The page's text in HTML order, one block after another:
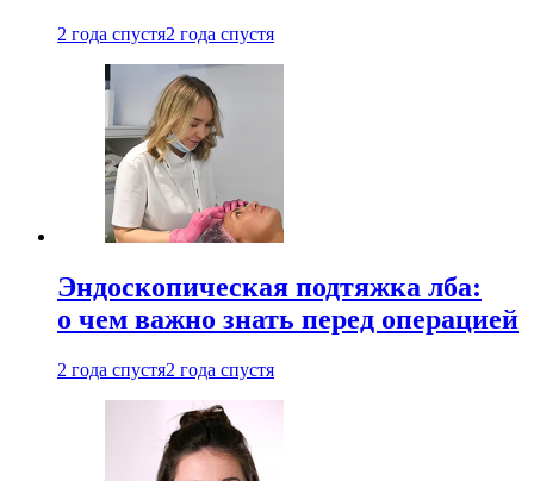
2 года спустя2 года спустя
Эндоскопическая подтяжка лба:
о чем важно знать перед операцией
2 года спустя2 года спустя